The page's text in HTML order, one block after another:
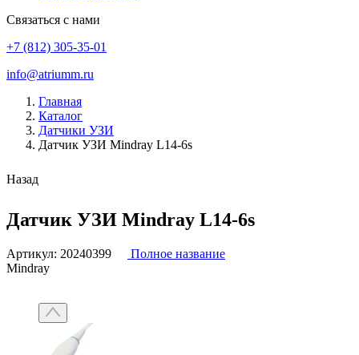
Связаться с нами
+7 (812) 305-35-01
info@atriumm.ru
Главная
Каталог
Датчики УЗИ
Датчик УЗИ Mindray L14-6s
Назад
Датчик УЗИ Mindray L14-6s
Артикул: 20240399
Полное название
Mindray